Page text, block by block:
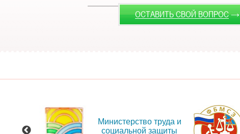
ОСТАВИТЬ СВОЙ ВОПРОС→
Министерство труда и
социальной защиты